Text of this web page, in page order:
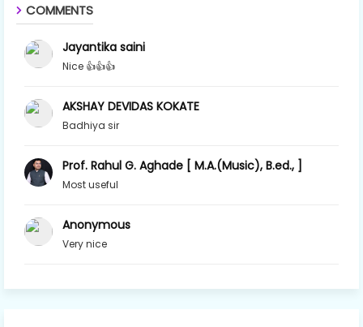
COMMENTS
Jayantika saini
Nice 👍👍👍
AKSHAY DEVIDAS KOKATE
Badhiya sir
Prof. Rahul G. Aghade [ M.A.(Music), B.ed., ]
Most useful
Anonymous
Very nice